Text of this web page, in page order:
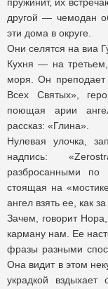
другой — чемодан
эти дома в округе.
Они селятся на виа
Кухня — на
моря. Он
Всех Святых»,
поющая арии
рассказ: «Глина».
Нулевая улочка,
надпись:
разбросанными по
стоящая на
ангел взять ее, как
Зачем, говорит
карману нам. Ее
фразы разными
Она видит в этом
украдкой